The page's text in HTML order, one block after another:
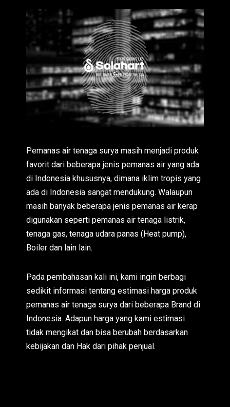
Pemanas air tenaga surya masih menjadi produk
favorit dari beberapa jenis pemanas air yang ada
di Indonesia khususnya, dimana iklim tropis yang
ada di Indonesia sangat mendukung. Walaupun
masih banyak beberapa jenis pemanas air kerap
digunakan seperti pemanas air tenaga listrik,
tenaga gas, tenaga udara panas (Heat pump),
Boiler dan lain lain.
Pada pembahasan kali ini, kami ingin berbagi
sedikit informasi tentang estimasi harga produk
pemanas air tenaga surya dari beberapa Brand di
Indonesia. Adapun harga yang kami estimasi
tidak mengikat dan bisa berubah berdasarkan
kebijakan dan Hak dari pihak penjual.